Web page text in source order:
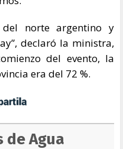
del norte argentino y
declaró la ministra,
del evento, la
era del 72 %.
de Agua